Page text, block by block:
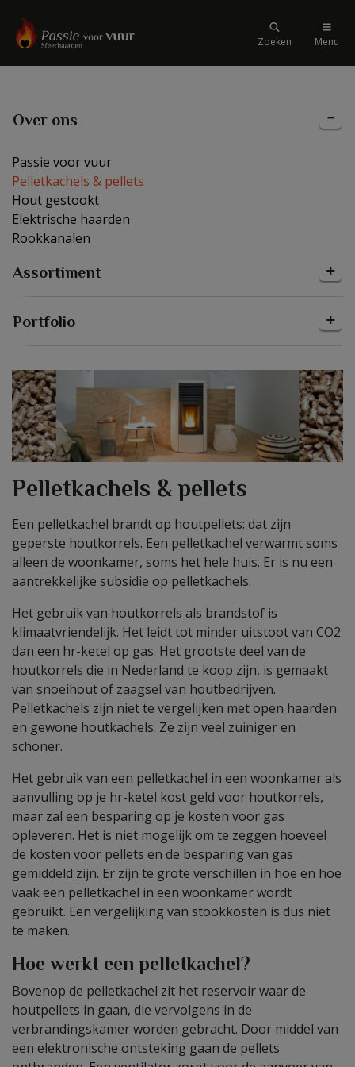
Zoeken Menu
Over ons
Passie voor vuur
Pelletkachels & pellets
Hout gestookt
Elektrische haarden
Rookkanalen
Assortiment
Portfolio
Pelletkachels & pellets
Een pelletkachel brandt op houtpellets: dat zijn
geperste houtkorrels. Een pelletkachel verwarmt soms
alleen de woonkamer, soms het hele huis. Er is nu een
aantrekkelijke subsidie op pelletkachels.
Het gebruik van houtkorrels als brandstof is
klimaatvriendelijk. Het leidt tot minder uitstoot van CO2
dan een hr-ketel op gas. Het grootste deel van de
houtkorrels die in Nederland te koop zijn, is gemaakt
van snoeihout of zaagsel van houtbedrijven.
Pelletkachels zijn niet te vergelijken met open haarden
en gewone houtkachels. Ze zijn veel zuiniger en
schoner.
Het gebruik van een pelletkachel in een woonkamer als
aanvulling op je hr-ketel kost geld voor houtkorrels,
maar zal een besparing op je kosten voor gas
opleveren. Het is niet mogelijk om te zeggen hoeveel
de kosten voor pellets en de besparing van gas
gemiddeld zijn. Er zijn te grote verschillen in hoe en hoe
vaak een pelletkachel in een woonkamer wordt
gebruikt. Een vergelijking van stookkosten is dus niet
te maken.
Hoe werkt een pelletkachel?
Bovenop de pelletkachel zit het reservoir waar de
houtpellets in gaan, die vervolgens in de
verbrandingskamer worden gebracht. Door middel van
een elektronische ontsteking gaan de pellets